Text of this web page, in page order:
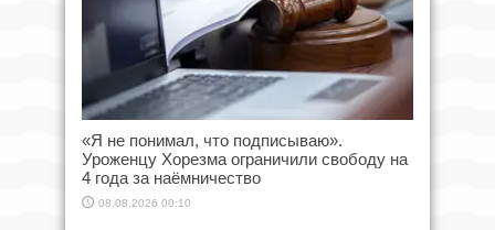
«Я не понимал, что подписываю».
Уроженцу Хорезма ограничили свободу на
4 года за наёмничество
08.08.2026 00:10